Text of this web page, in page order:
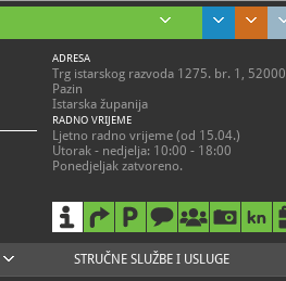
ADRESA
Trg istarskog razvoda 1275. br. 1, 52000
Pazin
Istarska županija
RADNO VRIJEME
Ljetno radno vrijeme (od 15.04.)
Utorak - nedjelja: 10:00 - 18:00
Ponedjeljak zatvoreno.
Utorak-Četvrtak: 10.00 - 15.00
Petak: 11.00 - 16.00
Subota i nedjelja: 10.00 - 16.00
Ponedjeljkom zatvoreno.
STRUČNE SLUŽBE I USLUGE